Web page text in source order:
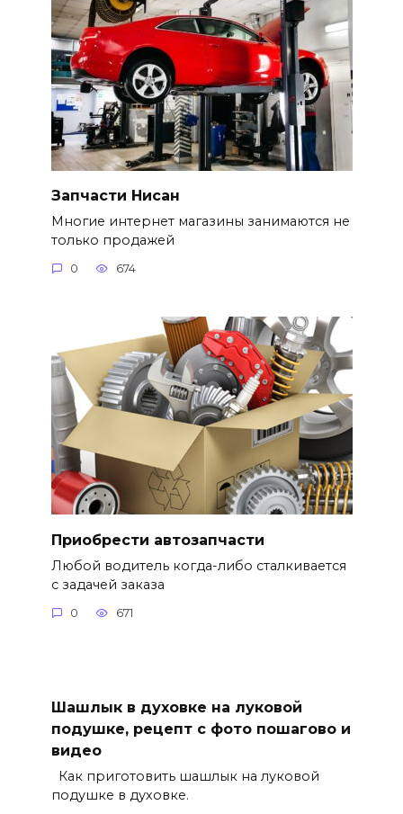
Запчасти Нисан
Многие интернет магазины занимаются не
только продажей
0 674
Приобрести автозапчасти
Любой водитель когда-либо сталкивается
с задачей заказа
0 671
Шашлык в духовке на луковой
подушке, рецепт с фото пошагово и
видео
Как приготовить шашлык на луковой
подушке в духовке.